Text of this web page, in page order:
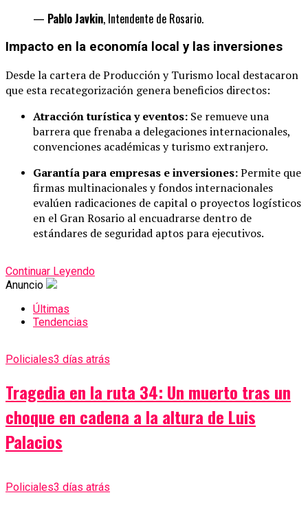
— Pablo Javkin, Intendente de Rosario.
Impacto en la economía local y las inversiones
Desde la cartera de Producción y Turismo local destacaron
que esta recategorización genera beneficios directos:
Atracción turística y eventos: Se remueve una
barrera que frenaba a delegaciones internacionales,
convenciones académicas y turismo extranjero.
Garantía para empresas e inversiones:Permite que
firmas multinacionales y fondos internacionales
evalúen radicaciones de capital o proyectos logísticos
en el Gran Rosario al encuadrarse dentro de
estándares de seguridad aptos para ejecutivos.
Continuar Leyendo
Anuncio
Últimas
Tendencias
Policiales3 días atrás
Tragedia en la ruta 34: Un muerto tras un
choque en cadena a la altura de Luis
Palacios
Policiales3 días atrás